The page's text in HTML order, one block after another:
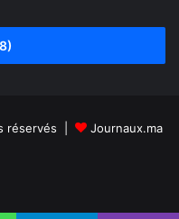
réservés | Journaux.ma